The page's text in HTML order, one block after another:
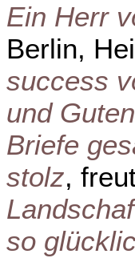
Ein Herr
Berlin,
success
und
Briefe
stolz,
so